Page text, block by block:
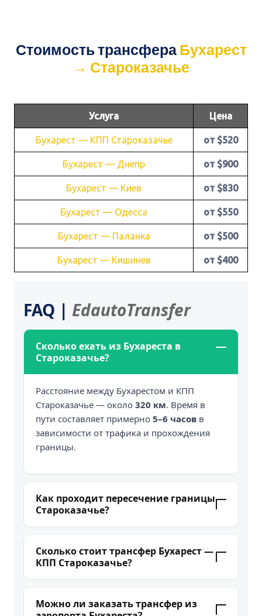
Стоимость трансфера Бухарест
→ Староказачье
Услуга Цена
Бухарест — КПП Староказачье от $520
Бухарест — Днепр от $900
Бухарест — Киев от $830
Бухарест — Одесса от $550
Бухарест — Паланка от $500
Бухарест — Кишинев от $400
FAQ | EdautoTransfer
Сколько ехать из Бухареста в
Староказачье?
Расстояние между Бухарестом и КПП
Староказачье — около 320 км. Время в
пути составляет примерно 5–6 часов в
зависимости от трафика и прохождения
границы.
Как проходит пересечение границы
Староказачье?
Водитель сопровождает вас по маршруту,
помогает на пунктах контроля и
подсказывает, какие документы
пересаживаться на границе не нужно.
Сколько стоит трансфер Бухарест —
КПП Староказачье?
Стоимость начинается от$540за
автомобиль. Итоговая цена зависит от
Можно ли заказать трансфер из